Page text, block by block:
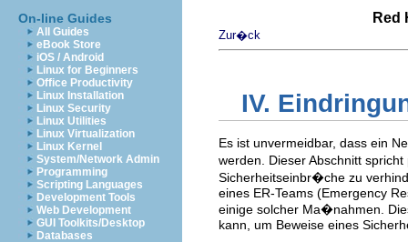
On-line Guides
All Guides
eBook Store
iOS / Android
Linux for Beginners
Office Productivity
Linux Installation
Linux Security
Linux Utilities
Linux Virtualization
Linux Kernel
System/Network Admin
Programming
Scripting Languages
Development Tools
Web Development
GUI Toolkits/Desktop
Databases
Red
Zur�ck
IV.
Es ist unvermeidbar, dass ein
werden. Dieser Abschnitt
Sicherheitseinbr�che zu
eines ER-Teams (Emergency
einige solcher Ma�nahmen.
kann, um Beweise eines